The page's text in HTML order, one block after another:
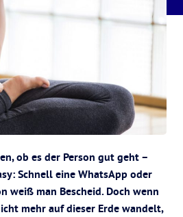
ob es der Person gut geht –
Schnell eine WhatsApp oder
weiß man Bescheid. Doch wenn
mehr auf dieser Erde wandelt,